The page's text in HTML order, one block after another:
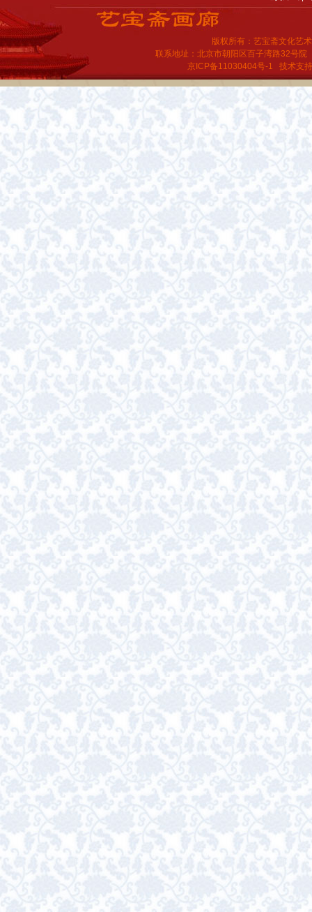
版权所有：艺宝斋文化艺
联系地址：北京市朝阳区百子湾路32号院
京ICP备11030404号-1 技术支